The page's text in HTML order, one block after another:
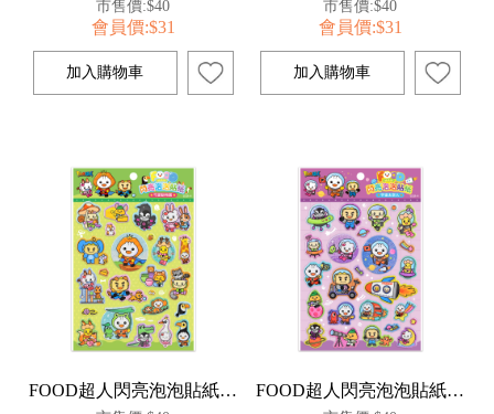
市售價:$40
會員價:$31
市售價:$40
會員價:$31
FOOD超人閃亮泡泡貼紙-可愛動物園 FOOD超人閃亮泡泡貼紙-宇宙太空人